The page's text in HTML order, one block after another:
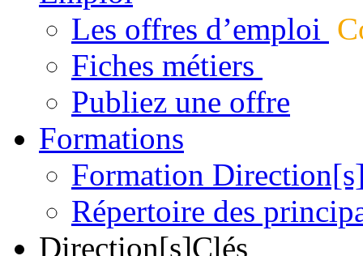
Les offres d’emploi
Fiches métiers
Publiez une offre
Formations
Formation
Répertoire des
Direction[s]Clés